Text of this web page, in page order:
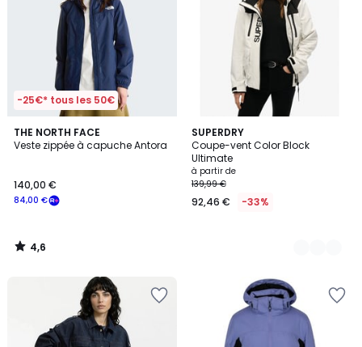
-25€* tous les 50€
THE NORTH FACE
Veste zippée à capuche Antora
84,00 €
140,00 €
4,6
/ 5
4,6
/
SUPERDRY
Coupe-vent Color Block
Ultimate
à partir de
139,99 €
92,46 € -33%
4
Couleurs